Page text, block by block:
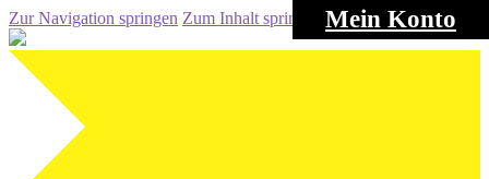
Mein Konto
Zur Navigation springen Zum Inhalt springen